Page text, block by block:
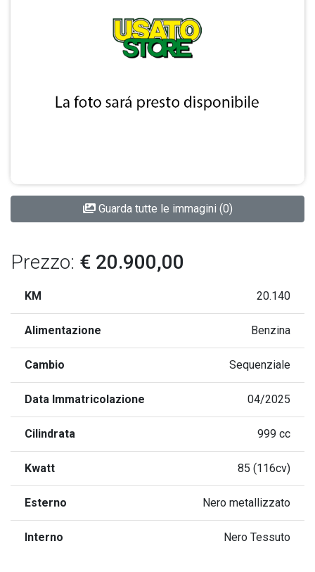
Guarda tutte le immagini (0)
Prezzo: € 20.900,00
KM 20.140
Alimentazione Benzina
Cambio Sequenziale
Data Immatricolazione 04/2025
Cilindrata 999 cc
Kwatt 85 (116cv)
Esterno Nero metallizzato
Interno Nero Tessuto